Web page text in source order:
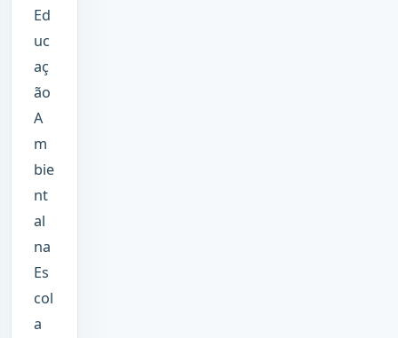
Ed
uc
aç
ão
A
m
bie
nt
al
na
Es
col
a